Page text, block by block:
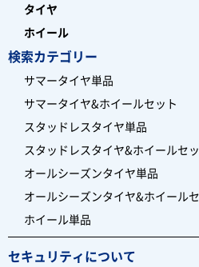
タイヤ
ホイール
検索カテゴリー
サマータイヤ単品
サマータイヤ&ホイールセット
スタッドレスタイヤ単品
スタッドレスタイヤ&ホイールセ
オールシーズンタイヤ単品
オールシーズンタイヤ&ホイール
ホイール単品
セキュリティについて